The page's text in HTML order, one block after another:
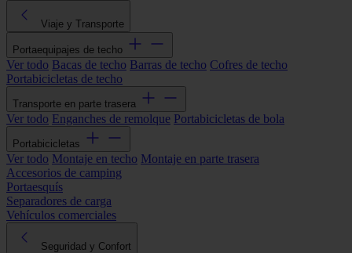
Viaje y Transporte
Portaequipajes de techo
Ver todo Bacas de techo Barras de techo Cofres de techo
Portabicicletas de techo
Transporte en parte trasera
Ver todo Enganches de remolque Portabicicletas de bola
Portabicicletas
Ver todo Montaje en techo Montaje en parte trasera
Accesorios de camping
Portaesquís
Separadores de carga
Vehículos comerciales
Seguridad y Confort